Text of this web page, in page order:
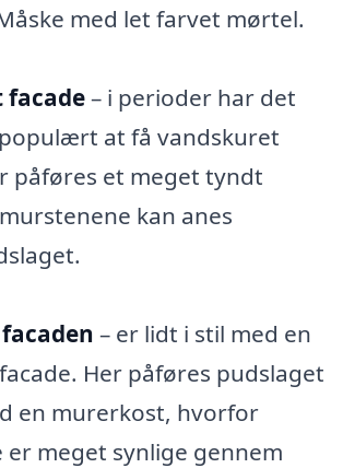
med let farvet mørtel.
facade– i perioder har det
at få vandskuret
påføres et meget tyndt
kan anes
– er lidt i stil med en
Her påføres pudslaget
en murerkost, hvorfor
meget synlige gennem